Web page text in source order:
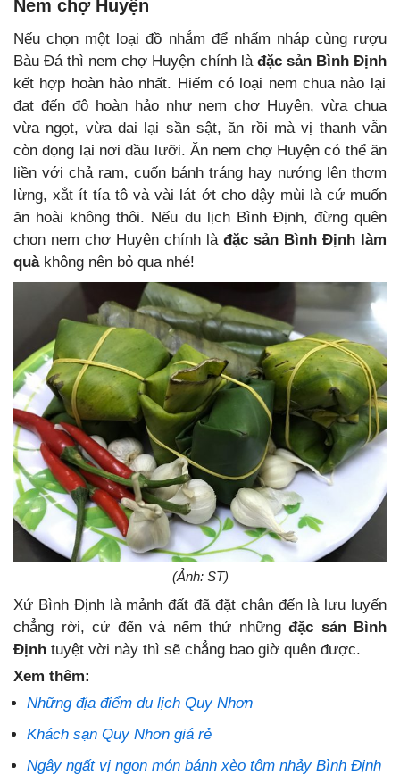
Nem chợ Huyện
Nếu chọn một loại đồ nhắm để nhấm nháp cùng rượu
Bàu Đá thì nem chợ Huyện chính là đặc sản Bình Định
kết hợp hoàn hảo nhất. Hiếm có loại nem chua nào lại
đạt đến độ hoàn hảo như nem chợ Huyện, vừa chua
vừa ngọt, vừa dai lại sần sật, ăn rồi mà vị thanh vẫn
còn đọng lại nơi đầu lưỡi. Ăn nem chợ Huyện có thể ăn
liền với chả ram, cuốn bánh tráng hay nướng lên thơm
lừng, xắt ít tía tô và vài lát ớt cho dậy mùi là cứ muốn
ăn hoài không thôi. Nếu du lịch Bình Định, đừng quên
chọn nem chợ Huyện chính là đặc sản Bình Định làm
quà không nên bỏ qua nhé!
(Ảnh: ST)
Xứ Bình Định là mảnh đất đã đặt chân đến là lưu luyến
chẳng rời, cứ đến và nếm thử những đặc sản Bình
Định tuyệt vời này thì sẽ chẳng bao giờ quên được.
Xem thêm:
Những địa điểm du lịch Quy Nhơn
Khách sạn Quy Nhơn giá rẻ
Ngây ngất vị ngon món bánh xèo tôm nhảy Bình Định